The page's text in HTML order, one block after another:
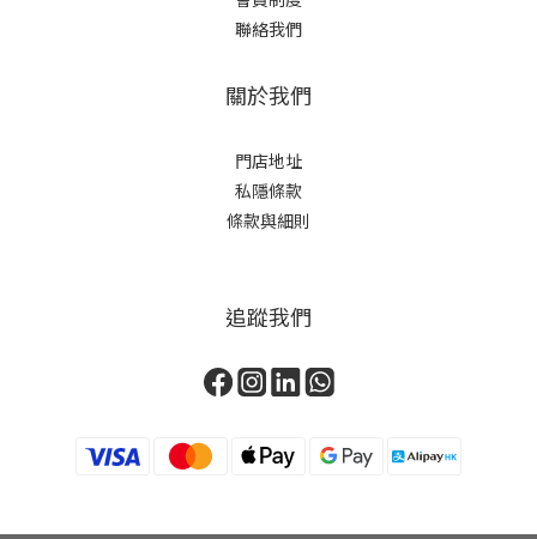
聯絡我們
關於我們
門店地址
私隱條款
條款與細則
追蹤我們